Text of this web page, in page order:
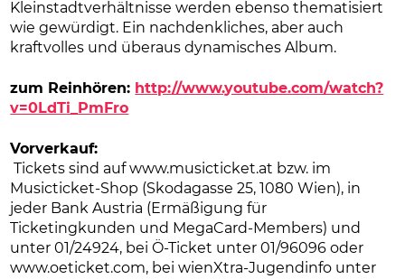
Kleinstadtverhältnisse werden ebenso thematisiert
wie gewürdigt. Ein nachdenkliches, aber auch
kraftvolles und überaus dynamisches Album.
zum Reinhören: http://www.youtube.com/watch?
v=0LdTi_PmFro
Vorverkauf:
Tickets sind aufwww.musicticket.at bzw. im
Musicticket-Shop (Skodagasse 25, 1080 Wien), in
jeder Bank Austria (Ermäßigung für
Ticketingkunden und MegaCard-Members) und
unter 01/24924, bei Ö-Ticket unter 01/96096 oder
www.oeticket.com, bei wienXtra-Jugendinfo unter